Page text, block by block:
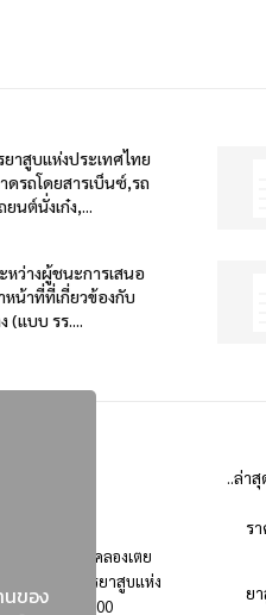
นของ
าสูบแห่งประเทศไทย
รถโดยสารเบ็นซ์,รถ
นต์นั่งเก๋ง,...
หว่างผู้ชนะการเสนอ
หน้าที่ที่เกี่ยวข้องกับ
(แบบ รร....
ลองเตย เขตคลองเตย
ชาสัมพันธ์ การยาสูบแห่ง
ร. 0-2229-1000
..ล่าสุ
ร
ย